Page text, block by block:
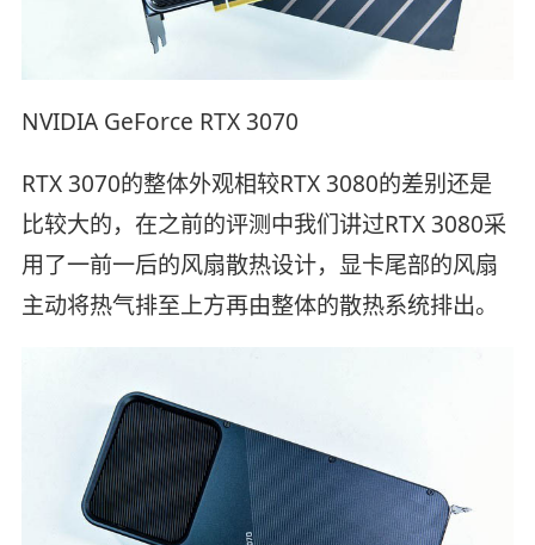
NVIDIA GeForce RTX 3070
RTX 3070的整体外观相较RTX 3080的差别还是
比较大的，在之前的评测中我们讲过RTX 3080采
用了一前一后的风扇散热设计，显卡尾部的风扇
主动将热气排至上方再由整体的散热系统排出。